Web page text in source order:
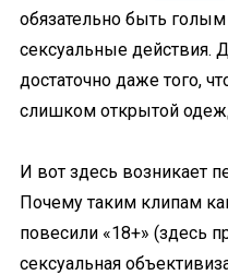
обязательно быть
сексуальные действия.
достаточно даже того,
слишком открытой
И вот здесь возникает
Почему таким клипам
повесили «18+» (здесь
сексуальная